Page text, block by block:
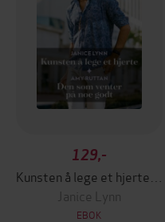
129,-
Janice Lynn
EBOK